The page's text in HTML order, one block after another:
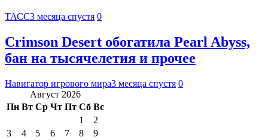
ТАСС3 месяца спустя 0
Crimson Desert обогатила Pearl Abyss,
бан на тысячелетия и прочее
Навигатор игрового мира3 месяца спустя 0
Август 2026
Пн Вт Ср Чт Пт Сб Вс
1
2
3
4 5 6 7 8
9